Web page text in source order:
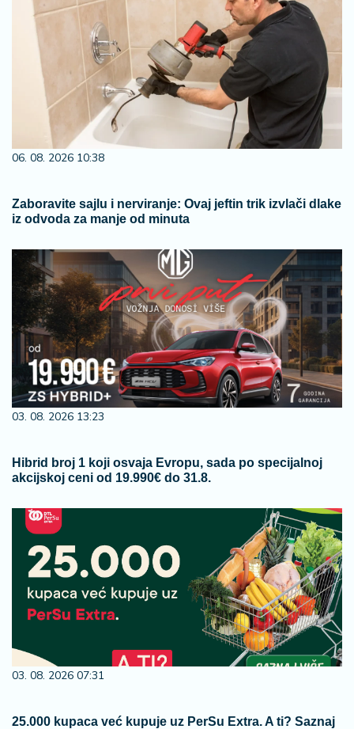
06. 08. 2026 10:38
Zaboravite sajlu i nerviranje: Ovaj jeftin trik izvlači dlake
iz odvoda za manje od minuta
03. 08. 2026 13:23
Hibrid broj 1 koji osvaja Evropu, sada po specijalnoj
akcijskoj ceni od 19.990€ do 31.8.
03. 08. 2026 07:31
25.000 kupaca već kupuje uz PerSu Extra. A ti? Saznaj